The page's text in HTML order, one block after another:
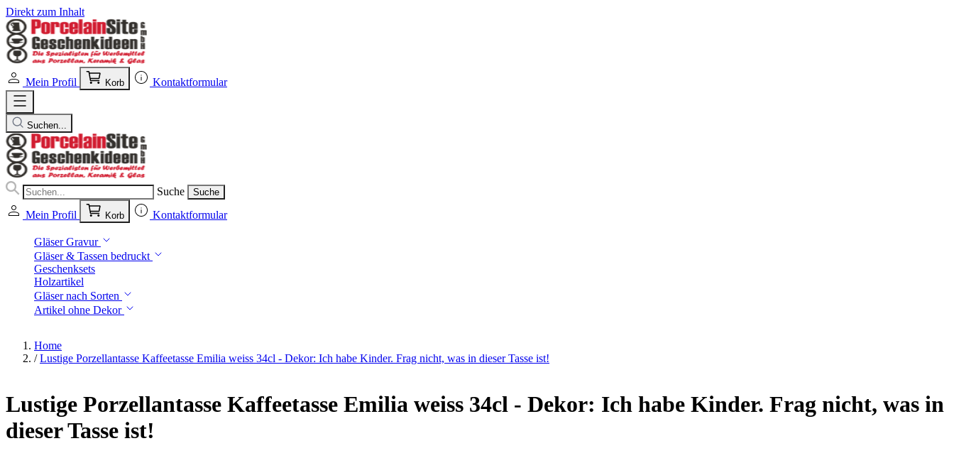
Direkt zum Inhalt
Mein Profil Korb Kontaktformular
Suchen...
Suche Suche
Mein Profil Korb Kontaktformular
Gläser Gravur
Gläser & Tassen bedruckt
Geschenksets
Holzartikel
Gläser nach Sorten
Artikel ohne Dekor
Home
/ Lustige Porzellantasse Kaffeetasse Emilia weiss 34cl - Dekor: Ich habe Kinder. Frag nicht, was in dieser Tasse ist!
Lustige Porzellantasse Kaffeetasse Emilia weiss 34cl - Dekor: Ich habe Kinder. Frag nicht, was in
dieser Tasse ist!